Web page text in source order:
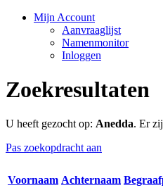
Mijn Account
Aanvraaglijst
Namenmonitor
Inloggen
Zoekresultaten
U heeft gezocht op: Anedda. Er
Pas zoekopdracht aan
Voornaam Achternaam